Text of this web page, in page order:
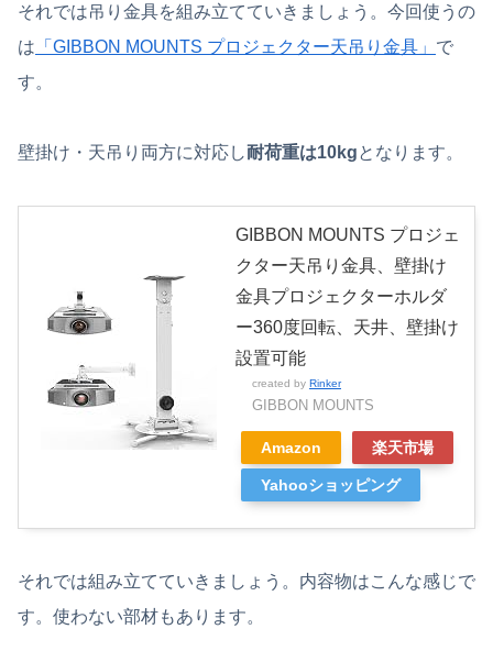
それでは吊り金具を組み立てていきましょう。今回使うの
は 「GIBBON MOUNTS プロジェクター天吊り金具」 で
す。
壁掛け・天吊り両方に対応し耐荷重は10kgとなります。
GIBBON MOUNTS プロジェ
クター天吊り金具、壁掛け
金具プロジェクターホルダ
ー360度回転、天井、壁掛け
設置可能
created by Rinker
GIBBON MOUNTS
Amazon 楽天市場
Yahooショッピング
それでは組み立てていきましょう。内容物はこんな感じで
す。使わない部材もあります。